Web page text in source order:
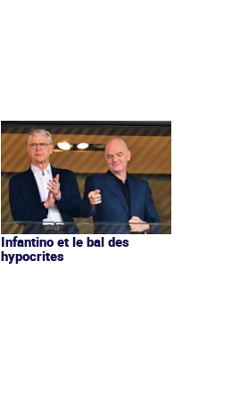
Infantino et le bal des
hypocrites